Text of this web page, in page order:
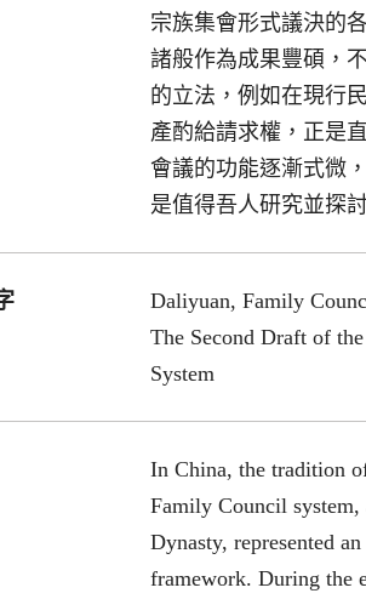
宗族集會形式議決的
諸般作為成果豐碩，
的立法，例如在現行
產酌給請求權，正是
會議的功能逐漸式微
是值得吾人研究並探
Daliyuan, Family
The Second Draft of
System
In China, the tradition
Family Council
Dynasty, represented
framework. During the